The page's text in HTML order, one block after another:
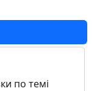
по темі